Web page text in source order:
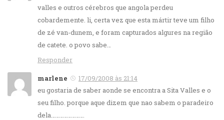
valles e outros cérebros que angola perdeu
cobardemente. li, certa vez que esta mártir teve um filho
de zé van-dunem, e foram capturados algures na região
de catete. o povo sabe…
Responder
marlene
17/09/2008 às 21:14
eu gostaria de saber aonde se encontra a Sita Valles e o
seu filho. porque aque dizem que nao sabem o paradeiro
dela…………………….